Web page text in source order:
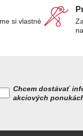
si vlastné
Chcem dostávať
akciových